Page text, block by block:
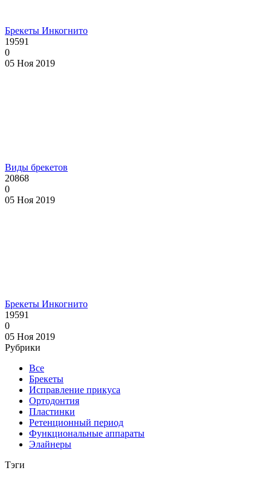
Брекеты Инкогнито
19591
0
05 Ноя 2019
Виды брекетов
20868
0
05 Ноя 2019
Брекеты Инкогнито
19591
0
05 Ноя 2019
Рубрики
Все
Брекеты
Исправление прикуса
Ортодонтия
Пластинки
Ретенционный период
Функциональные аппараты
Элайнеры
Тэги